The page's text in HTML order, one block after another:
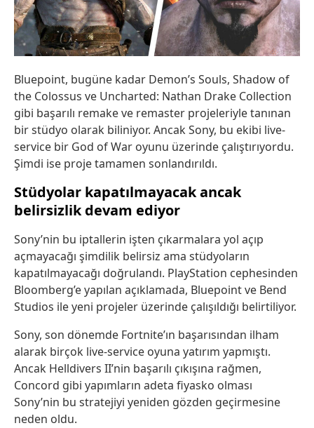
Bluepoint, bugüne kadar Demon’s Souls, Shadow of
the Colossus ve Uncharted: Nathan Drake Collection
gibi başarılı remake ve remaster projeleriyle tanınan
bir stüdyo olarak biliniyor. Ancak Sony, bu ekibi live-
service bir God of War oyunu üzerinde çalıştırıyordu.
Şimdi ise proje tamamen sonlandırıldı.
Stüdyolar kapatılmayacak ancak
belirsizlik devam ediyor
Sony’nin bu iptallerin işten çıkarmalara yol açıp
açmayacağı şimdilik belirsiz ama stüdyoların
kapatılmayacağı doğrulandı. PlayStation cephesinden
Bloomberg’e yapılan açıklamada, Bluepoint ve Bend
Studios ile yeni projeler üzerinde çalışıldığı belirtiliyor.
Sony, son dönemde Fortnite’ın başarısından ilham
alarak birçok live-service oyuna yatırım yapmıştı.
Ancak Helldivers II’nin başarılı çıkışına rağmen,
Concord gibi yapımların adeta fiyasko olması
Sony’nin bu stratejiyi yeniden gözden geçirmesine
neden oldu.